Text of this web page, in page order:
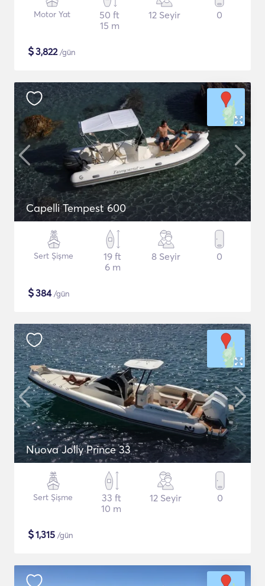
Motor Yat
50 ft
15 m
12 Seyir 0
$3,822/gün
Capelli Tempest 600
Sert Şişme
19 ft
6 m
8 Seyir 0
$384/gün
Nuova Jolly Prince 33
Sert Şişme
33 ft
10 m
12 Seyir 0
$1,315 /gün